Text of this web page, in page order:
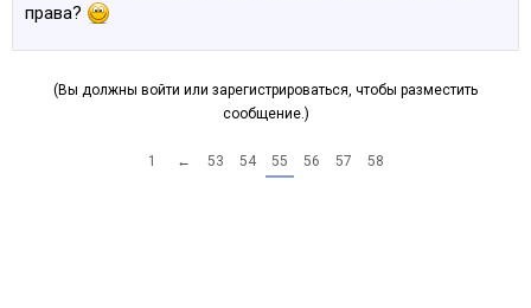
права?
(Вы должны войти или зарегистрироваться, чтобы разместить
сообщение.)
1 ← 53 54 55 56 57 58